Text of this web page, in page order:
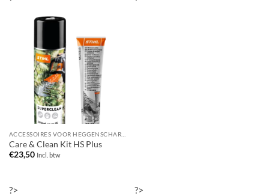
Care & Clean Kit HS Plus
€23,50 Incl. btw
?> ?>